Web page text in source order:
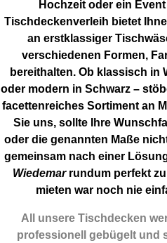
Hochzeit oder ein
Tischdeckenverleih bietet
an erstklassiger
verschiedenen Formen,
bereithalten. Ob klassisch in
oder modern in Schwarz –
facettenreiches Sortiment an
Sie uns, sollte Ihre
oder die genannten Maße
gemeinsam nach einer
Wiedemarrundum perfekt
mieten war noch nie
All unsere Tischdecken
professionell gebügelt und